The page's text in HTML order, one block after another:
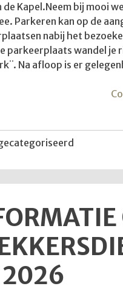
de Kapel.Neem bij mooi
Parkeren kan op de
nabij het
parkeerplaats wandel je
Na afloop is er
2026